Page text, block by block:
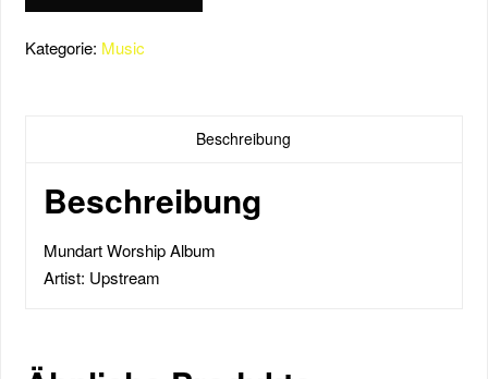
Kategorie: Music
Beschreibung
Beschreibung
Mundart Worship Album
Artist: Upstream